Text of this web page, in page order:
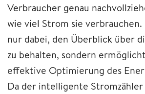
Verbraucher genau
wie viel Strom sie
nur dabei, den Überblick über
zu behalten, sondern
effektive Optimierung des
Da der intelligente Stromzähler